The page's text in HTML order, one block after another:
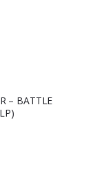
– BATTLE